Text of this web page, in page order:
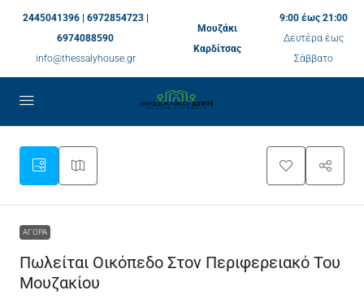
2445041396 | 6972854723 |
6974088590
info@thessalyhouse.gr
Μουζάκι
Καρδίτσας
9:00 έως 21:00
Δευτέρα έως
Σάββατο
ΑΓΟΡΆ
Πωλείται Οικόπεδο Στον Περιφερειακό Του
Μουζακίου